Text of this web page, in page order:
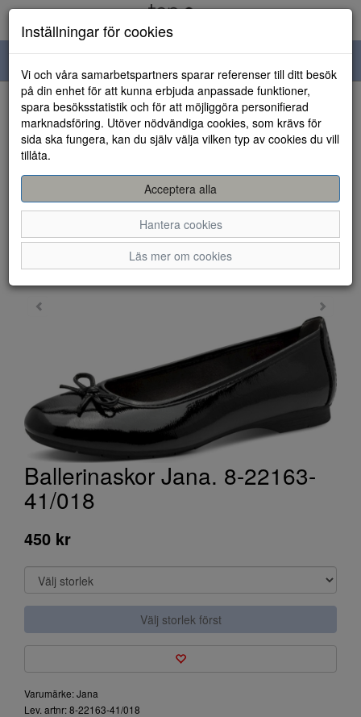
navigation
HEM
Ballerinaskor Jana. 8-22163-
41/018
450 kr
Välj storlek först
Varumärke: Jana
Lev. artnr: 8-22163-41/018
Inställningar för cookies
Vi och våra samarbetspartners sparar referenser till ditt besök
på din enhet för att kunna erbjuda anpassade funktioner,
spara besöksstatistik och för att möjliggöra personifierad
marknadsföring. Utöver nödvändiga cookies, som krävs för
sida ska fungera, kan du själv välja vilken typ av cookies du vill
tillåta.
Acceptera alla
Hantera cookies
Läs mer om cookies